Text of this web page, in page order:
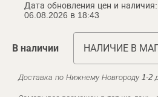
Дата обновления цен и наличия:
06.08.2026 в 18:43
В наличии НАЛИЧИЕ В
Доставка по Нижнему Новгороду 1-2